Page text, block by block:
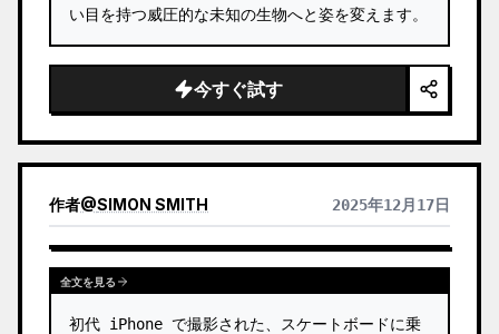
い目を持つ威圧的な未知の生物へと姿を変えます。
今すぐ試す
作者@SIMON SMITH 2025年12月17日
全文を見る
初代 iPhone で撮影された、スケートボードに乗